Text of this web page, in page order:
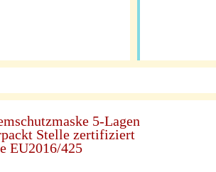
5-Lagen
Stelle zertifiziert
EU2016/425